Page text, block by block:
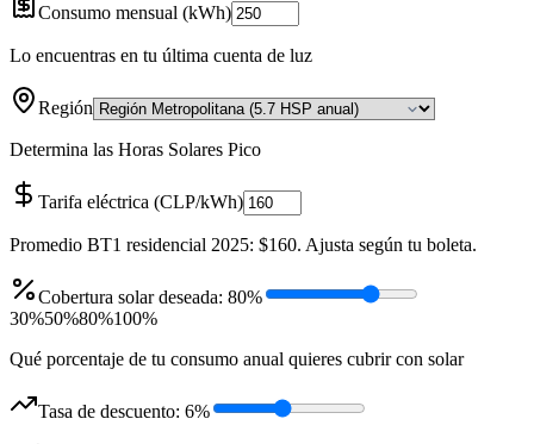
Consumo mensual (kWh)
Lo encuentras en tu última cuenta de luz
Región
Determina las Horas Solares Pico
Tarifa eléctrica (CLP/kWh)
Promedio BT1 residencial 2025: $160. Ajusta según tu boleta.
Cobertura solar deseada: 80%
30%50%80%100%
Qué porcentaje de tu consumo anual quieres cubrir con solar
Tasa de descuento: 6%